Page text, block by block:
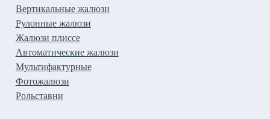
Вертикальные жалюзи
Рулонные жалюзи
Жалюзи плиссе
Автоматические жалюзи
Мультифактурные
Фотожалюзи
Рольставни